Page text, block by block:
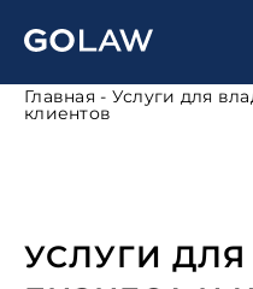
Главная - Услуги для
клиентов
УСЛУГИ